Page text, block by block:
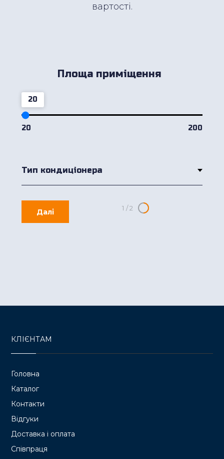
вартості.
Площа приміщення
20
20 200
Далі 1 /2
КЛІЄНТАМ
Головна
Каталог
Контакти
Відгуки
Доставка і оплата
Співпраця